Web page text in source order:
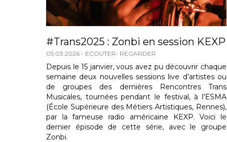
#Trans2025 : Zonbi en session KEXP
05.03.2026 ECOUTER REGARDER
Depuis le 15 janvier, vous avez pu découvrir chaque
semaine deux nouvelles sessions live d’artistes ou
de groupes des dernières Rencontres Trans
Musicales, tournées pendant le festival, à l’ESMA
(École Supérieure des Métiers Artistiques, Rennes),
par la fameuse radio américaine KEXP. Voici le
dernier épisode de cette série, avec le groupe
Zonbi.